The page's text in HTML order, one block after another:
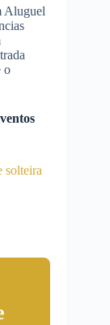
Aluguel
o
solteira